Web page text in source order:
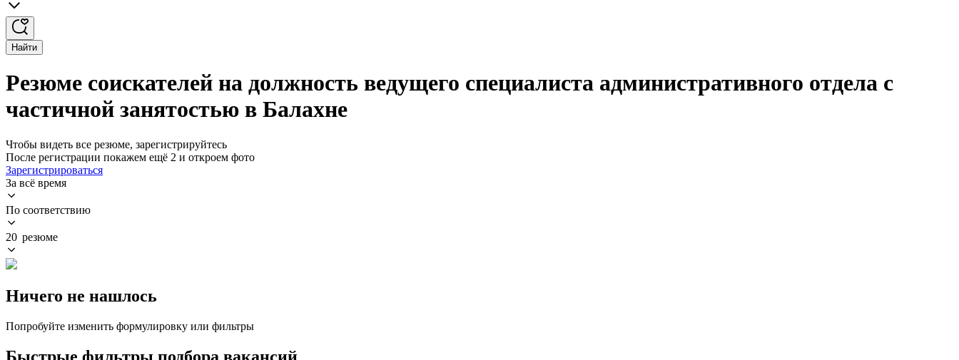
Найти
Резюме соискателей на должность ведущего специалиста административного отдела с
частичной занятостью в Балахне
Чтобы видеть все резюме, зарегистрируйтесь
После регистрации покажем ещё 2 и откроем фото
Зарегистрироваться
За всё время
По соответствию
20 резюме
Ничего не нашлось
Попробуйте изменить формулировку или фильтры
Быстрые фильтры подбора вакансий